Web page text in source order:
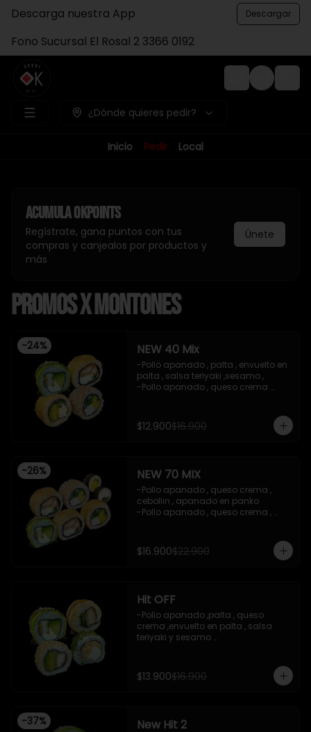
Descarga nuestra App Descargar
Fono Sucursal El Rosal 2 3366 0192
Login
¿Dónde quieres pedir?
Inicio Pedir Local
AcumulaOkpoints
Regístrate, gana puntos con tus
compras y canjealos por productos y
más
Únete
Promos x Montones
-24% NEW 40 Mix
-Pollo apanado , palta , envuelto en
palta , salsa teriyaki ,sesamo ,
-Pollo apanado , queso crema
apanado en panko .
-Kanikama , palta , cebollin ,
imagen referencial
-Precio valido con efectivo , y red
compra
$12.900$16.900
-26% NEW 70 MIX
-Pollo apanado , queso crema ,
cebollin , apanado en panko
-Pollo apanado , queso crema ,
envuelto en sesamo
-Pollo apanado , palta , envuelto en
-Palta , cebollin , envuelto en nori
(hosomaki)
-Queso crema , cebollin , envuelto
en nori (hosomaki)
-INCLUYE 2 salsas de soya ,2 salsas
$16.900$22.900
Hit OFF
-Pollo apanado ,palta , queso
crema ,envuelto en palta , salsa
teriyaki y sesamo
-Pasta de surimi ,  queso crema ,
envuelto en cibulett
-Incluye 2 salsa de soya , 1 salsa
$13.900$16.900
-37% New Hit 2